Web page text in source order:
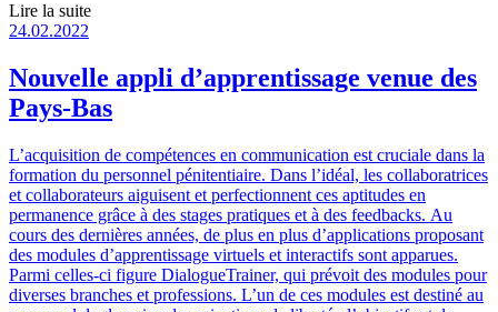
Lire la suite
24.02.2022
Nouvelle appli d’apprentissage venue des
Pays-Bas
L’acquisition de compétences en communication est cruciale dans la
formation du personnel pénitentiaire. Dans l’idéal, les collaboratrices
et collaborateurs aiguisent et perfectionnent ces aptitudes en
permanence grâce à des stages pratiques et à des feedbacks. Au
cours des dernières années, de plus en plus d’applications proposant
des modules d’apprentissage virtuels et interactifs sont apparues.
Parmi celles-ci figure DialogueTrainer, qui prévoit des modules pour
diverses branches et professions. L’un de ces modules est destiné au